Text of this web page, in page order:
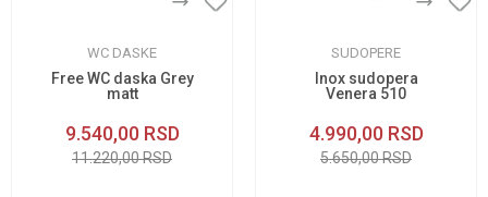
WC DASKE
Free WC daska Grey
matt
9.540,00 RSD
11.220,00RSD
SUDOPERE
Inox sudopera
Venera 510
4.990,00 RSD
5.650,00RSD